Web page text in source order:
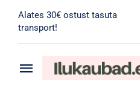
content
Alates 30€ ostust tasuta
transport!
for:
Toggle